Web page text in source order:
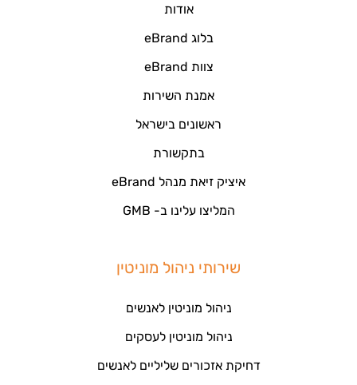
אודות
בלוג eBrand
צוות eBrand
אמנת השירות
ראשונים בישראל
בתקשורת
איציק זיאת מנהל eBrand
המליצו עלינו ב- GMB
שירותי ניהול מוניטין
ניהול מוניטין לאנשים
ניהול מוניטין לעסקים
דחיקת אזכורים שליליים לאנשים